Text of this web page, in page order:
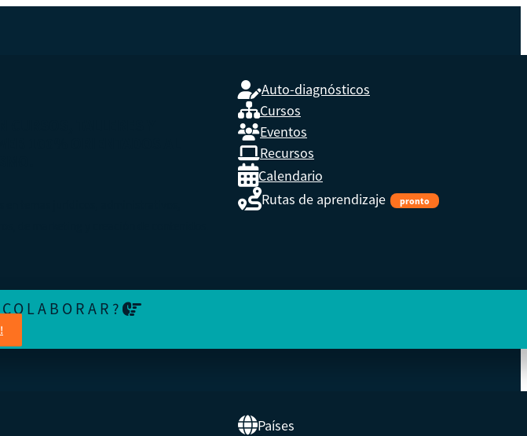
Auto-diagnósticos
Cursos
Eventos
Recursos
Calendario
Rutas de aprendizaje
pronto
Países